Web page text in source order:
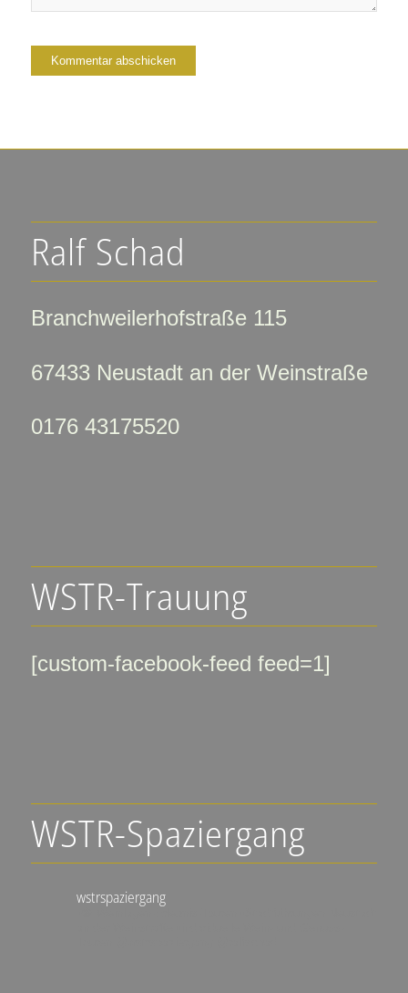
Ralf Schad
Branchweilerhofstraße 115
67433 Neustadt an der Weinstraße
0176 43175520
WSTR-Trauung
[custom-facebook-feed feed=1]
WSTR-Spaziergang
wstrspaziergang